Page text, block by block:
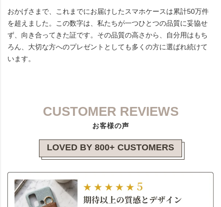
おかげさまで、これまでにお届けしたスマホケースは累計50万件
を超えました。この数字は、私たちが一つひとつの品質に妥協せ
ず、向き合ってきた証です。その品質の高さから、自分用はもち
ろん、大切な方へのプレゼントとしても多くの方に選ばれ続けて
います。
CUSTOMER REVIEWS
お客様の声
LOVED BY 800+ CUSTOMERS